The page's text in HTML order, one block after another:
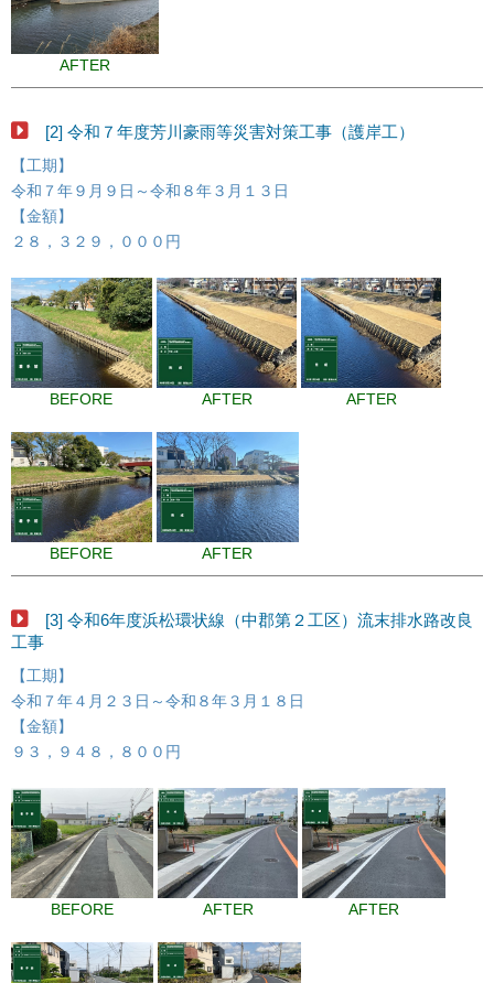
AFTER
[2] 令和７年度芳川豪雨等災害対策工事（護岸工）
【工期】
令和７年９月９日～令和８年３月１３日
【金額】
２８，３２９，０００円
BEFORE AFTER AFTER
BEFORE AFTER
[3] 令和6年度浜松環状線（中郡第２工区）流末排水路改良
工事
【工期】
令和７年４月２３日～令和８年３月１８日
【金額】
９３，９４８，８００円
BEFORE AFTER AFTER